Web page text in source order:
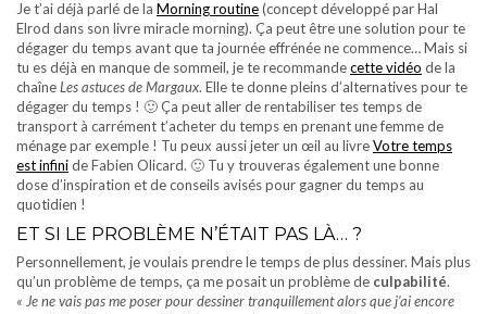
Je t’ai déjà parlé de la Morning routine(concept développé par Hal
Elrod dans son livre miracle morning). Ça peut être une solution pour te
dégager du temps avant que ta journée effrénée ne commence… Mais si
tu es déjà en manque de sommeil, je te recommandecette vidéo de la
chaîneLes astuces de Margaux. Elle te donne pleins d’alternatives pour te
dégager du temps ! 🙂 Ça peut aller de rentabiliser tes temps de
transport à carrément t’acheter du temps en prenant une femme de
ménage par exemple ! Tu peux aussi jeter un œil au livreVotre temps
est infinide Fabien Olicard. 🙂 Tu y trouveras également une bonne
dose d’inspiration et de conseils avisés pour gagner du temps au
quotidien !
ET SI LE PROBLÈME N’ÉTAIT PAS LÀ… ?
Personnellement, je voulais prendre le temps de plus dessiner. Mais plus
qu’un problème de temps, ça me posait un problème de culpabilité.
« Je ne vais pas me poser pour dessiner tranquillement alors que j’ai encore